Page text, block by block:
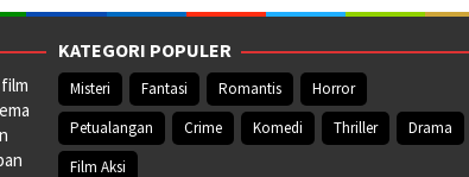
KATEGORI POPULER
Misteri Fantasi Romantis
Horror
Petualangan
Crime Komedi Thriller
Drama
Film Aksi